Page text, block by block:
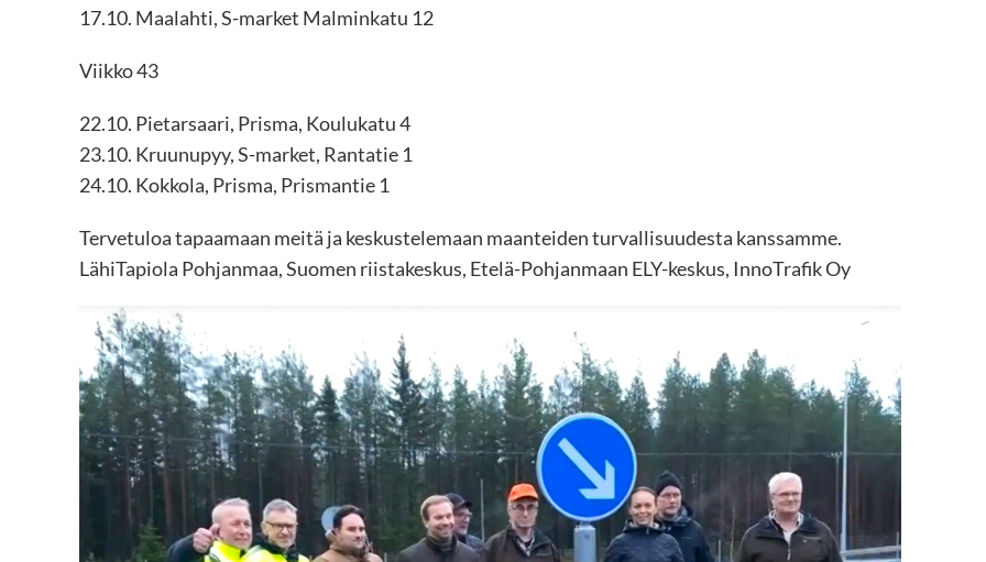
17.10. Maalahti, S-market Malminkatu 12
Viikko 43
22.10. Pietarsaari, Prisma, Koulukatu 4
23.10. Kruunupyy, S-market, Rantatie 1
24.10. Kokkola, Prisma, Prismantie 1
Tervetuloa tapaamaan meitä ja keskustelemaan maanteiden turvallisuudesta kanssamme.
LähiTapiola Pohjanmaa, Suomen riistakeskus, Etelä-Pohjanmaan ELY-keskus, InnoTrafik Oy